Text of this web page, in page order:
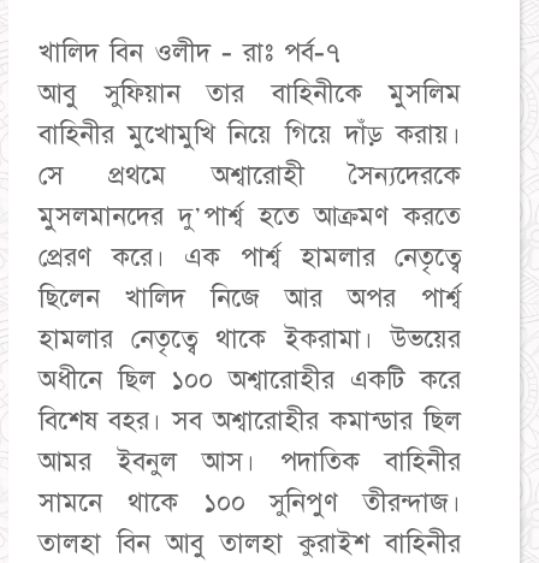
খালিদ বিন ওলীদ - রাঃ পর্ব-৭
আবু সুফিয়ান তার বাহিনীকে মুসলিম
বাহিনীর মুখোমুখি নিয়ে গিয়ে দাঁড় করায়।
সে প্রথমে অশ্বারোহী সৈন্যদেরকে
মুসলমানদের দু'পার্শ্ব হতে আক্রমণ করতে
প্রেরণ করে। এক পার্শ্ব হামলার নেতৃত্বে
ছিলেন খালিদ নিজে আর অপর পার্শ্ব
হামলার নেতৃত্বে থাকে ইকরামা। উভয়ের
অধীনে ছিল ১০০ অশ্বারোহীর একটি করে
বিশেষ বহর। সব অশ্বারোহীর কমান্ডার ছিল
আমর ইবনুল আস। পদাতিক বাহিনীর
সামনে থাকে ১০০ সুনিপুণ তীরন্দাজ।
তালহা বিন আবু তালহা কুরাইশ বাহিনীর